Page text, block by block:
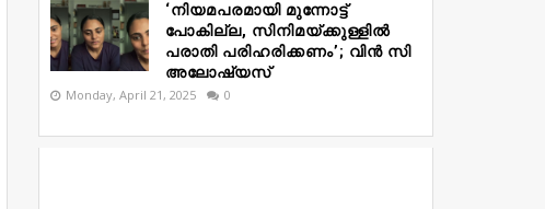
‘നിയമപരമായി മുന്നോട്ട്
പോകില്ല, സിനിമയ്ക്കുള്ളിൽ
പരാതി പരിഹരിക്കണം’; വിൻ സി
അലോഷ്യസ്
Monday, April 21, 2025 0